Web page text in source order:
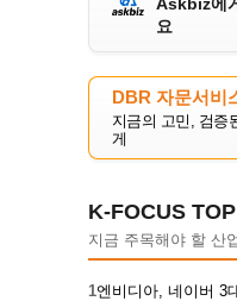
요
DBR 자문서비
지금의 고민, 검증
게
K-FOCUS
지금 주목해야 할 산
1엔비디아, 네이버 3